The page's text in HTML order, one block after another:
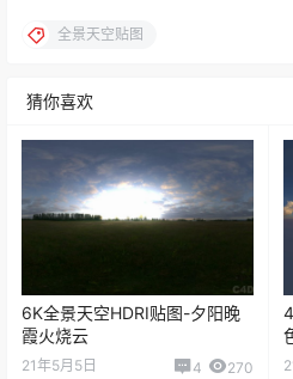
全景天空贴图
猜你喜欢
6K全景天空HDRI贴图-夕阳晚
霞火烧云
21年5月5日 4 270